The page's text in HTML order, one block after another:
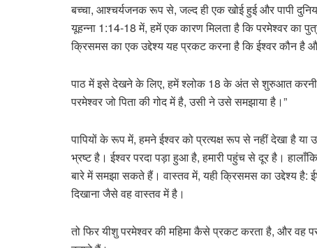
बच्चा, आश्चर्यजनक रूप से, जल्द ही एक खोई हुई और पापी
यूहन्ना 1:14-18 में, हमें एक कारण मिलता है कि परमेश्वर का
क्रिसमस का एक उद्देश्य यह प्रकट करना है कि ईश्वर कौन है
पाठ में इसे देखने के लिए, हमें श्लोक 18 के अंत से शुरुआत करनी
परमेश्वर जो पिता की गोद में है, उसी ने उसे समझाया है।”
पापियों के रूप में, हमने ईश्वर को प्रत्यक्ष रूप से नहीं देखा है
भ्रष्ट है। ईश्वर परदा पड़ा हुआ है, हमारी पहुंच से दूर है।
बारे में समझा सकते हैं। वास्तव में, यही क्रिसमस का उद्देश्य है:
दिखाना जैसे वह वास्तव में है।
तो फिर यीशु परमेश्वर की महिमा कैसे प्रकट करता है, और वह